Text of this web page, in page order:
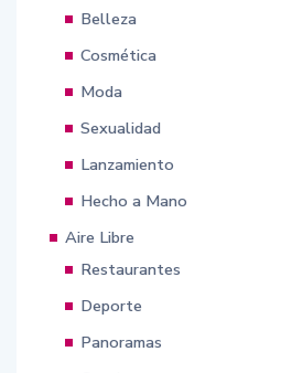
Belleza
Cosmética
Moda
Sexualidad
Lanzamiento
Hecho a Mano
Aire Libre
Restaurantes
Deporte
Panoramas